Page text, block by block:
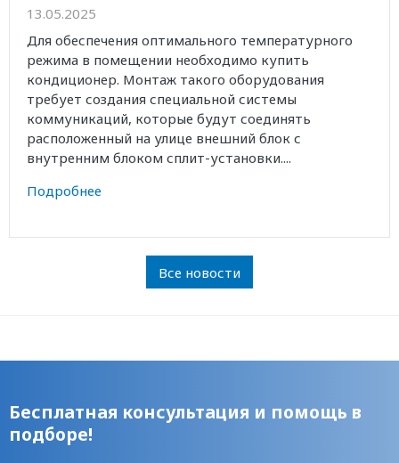
13.05.2025
Для обеспечения оптимального температурного
режима в помещении необходимо купить
кондиционер. Монтаж такого оборудования
требует создания специальной системы
коммуникаций, которые будут соединять
расположенный на улице внешний блок с
внутренним блоком сплит-установки....
Подробнее
Все новости
Бесплатная консультация и помощь в
подборе!